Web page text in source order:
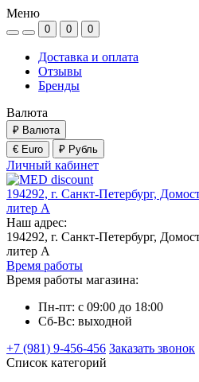
Меню
0 0 0
Доставка и оплата
Отзывы
Бренды
Валюта
₽ Валюта
€ Euro
₽ Рубль
Личный кабинет
194292, г. Санкт-Петербург,
литер А
Наш адрес:
194292, г. Санкт-Петербург,
литер А
Время работы
Время работы магазина:
Пн-пт: с 09:00 до 18:00
Сб-Вс: выходной
+7 (981) 9-456-456 Заказать звонок
Список категорий